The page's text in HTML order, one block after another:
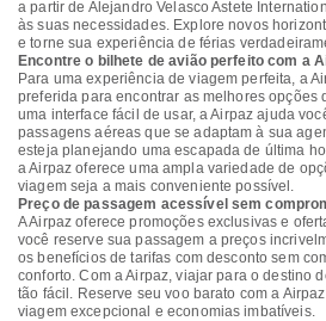
a partir de Alejandro Velasco Astete
às suas necessidades. Explore novos
e torne sua experiência de férias
Encontre o bilhete de avião perfeito com a
Para uma experiência de viagem perfeita, a
preferida para encontrar as melhores opções
uma interface fácil de usar, a Airpaz ajuda
passagens aéreas que se adaptam à sua
esteja planejando uma escapada de última
a Airpaz oferece uma ampla variedade de
viagem seja a mais conveniente possível.
Preço de passagem acessível sem
A Airpaz oferece promoções exclusivas e
você reserve sua passagem a preços
os benefícios de tarifas com desconto sem
conforto. Com a Airpaz, viajar para o destino
tão fácil. Reserve seu voo barato com a
viagem excepcional e economias imbatíveis.